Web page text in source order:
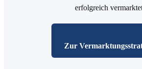
erfolgreich
Zur